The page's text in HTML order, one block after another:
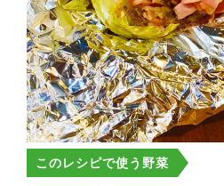
このレシピで使う野菜